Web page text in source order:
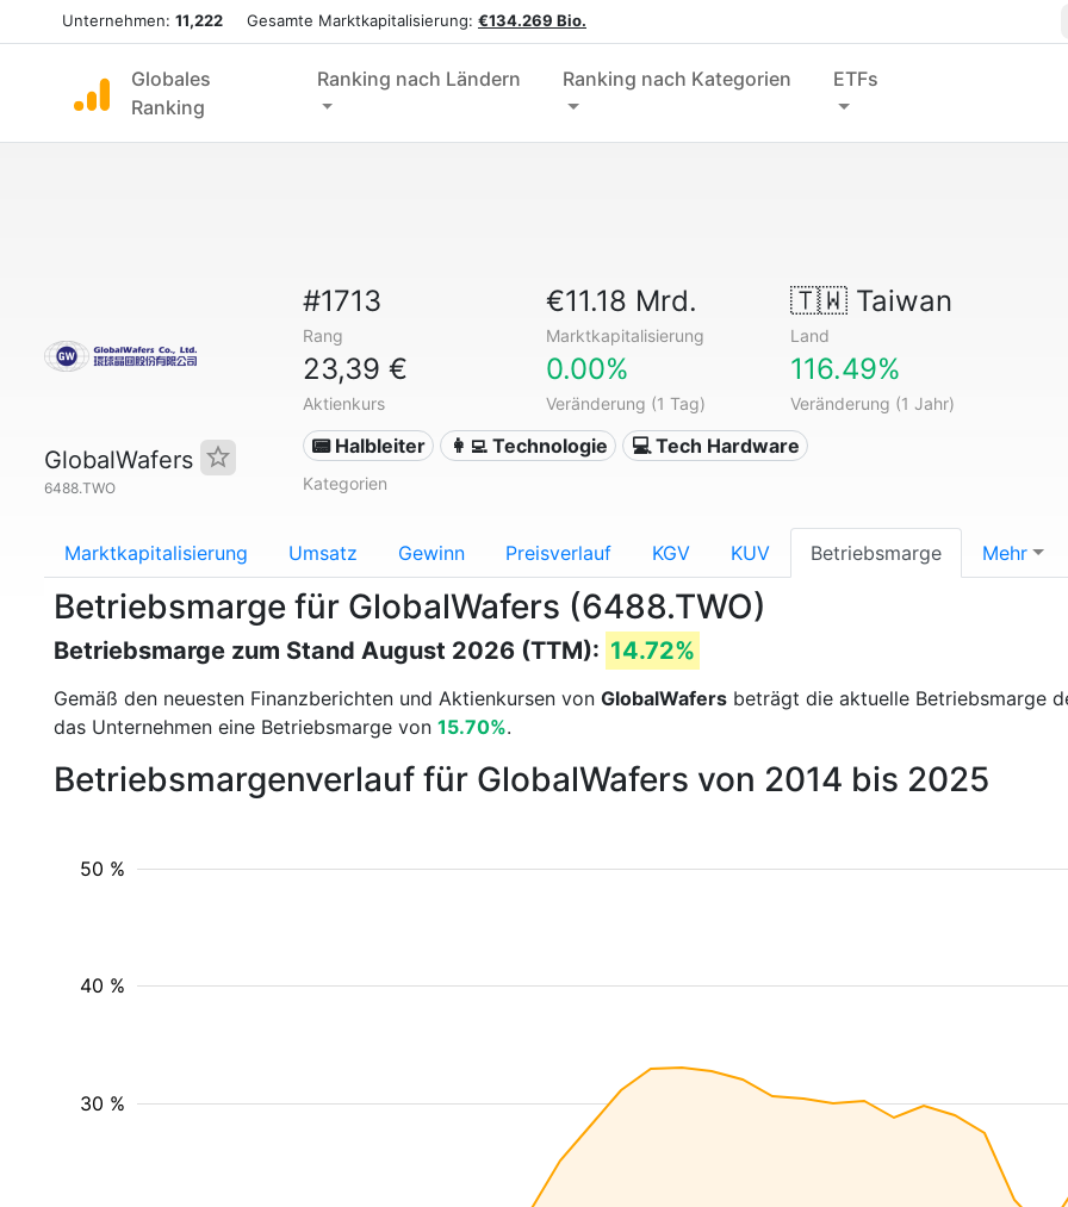
Unternehmen: 11,222 Gesamte Marktkapitalisierung: €134.269 Bio.
Globales
Ranking
Ranking nach Ländern Ranking nach Kategorien ETFs
GlobalWafers
6488.TWO
#1713
Rang
€11.18 Mrd.
Marktkapitalisierung
🇹🇼Taiwan
Land
23,39 €
Aktienkurs
0.00%
Veränderung (1 Tag)
116.49%
Veränderung (1 Jahr)
📟 Halbleiter 👩‍💻 Technologie 💻 Tech Hardware
Kategorien
Marktkapitalisierung Umsatz Gewinn Preisverlauf KGV KUV Betriebsmarge Mehr
Betriebsmarge für GlobalWafers (6488.TWO)
Betriebsmarge zum Stand August 2026 (TTM): 14.72%
Gemäß den neuesten Finanzberichten und Aktienkursen von GlobalWafers beträgt die aktuelle Betriebsmarge
das Unternehmen eine Betriebsmarge von 15.70%.
Betriebsmargenverlauf für GlobalWafers von 2014 bis 2025
30 %
40 %
50 %